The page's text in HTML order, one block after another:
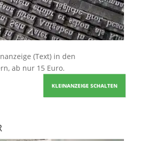
(Text) in den
ab nur 15 Euro.
KLEINANZEIGE SCHALTEN